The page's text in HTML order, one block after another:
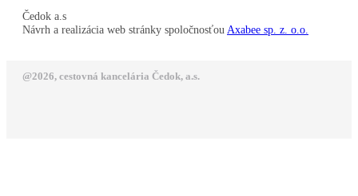
Čedok a.s
Návrh a realizácia web stránky spoločnosťou Axabee sp. z. o.o.
@2026, cestovná kancelária Čedok, a.s.